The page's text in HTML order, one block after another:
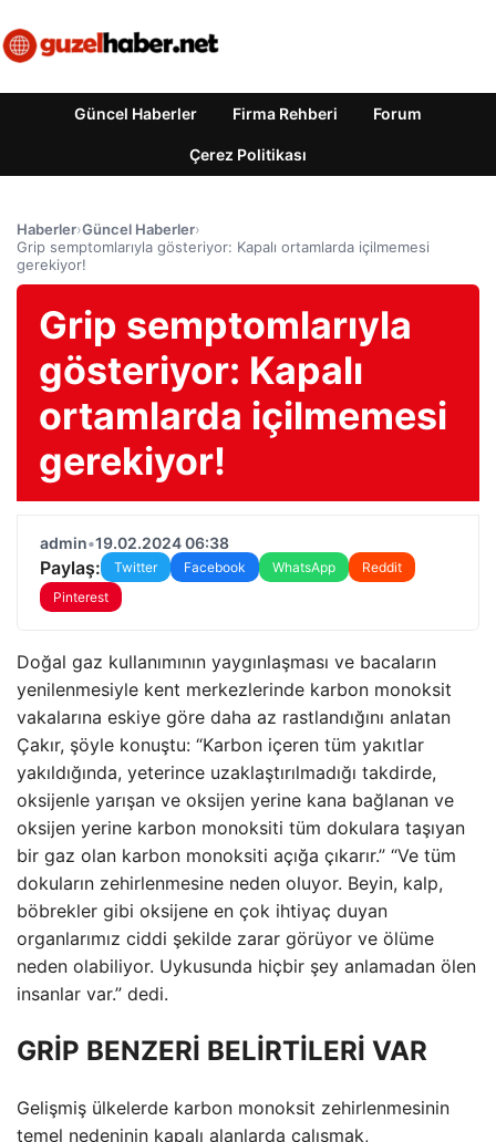
Güncel Haberler Firma Rehberi Forum
Çerez Politikası
Haberler›Güncel Haberler›
Grip semptomlarıyla gösteriyor: Kapalı ortamlarda içilmemesi
gerekiyor!
Grip semptomlarıyla
gösteriyor: Kapalı
ortamlarda içilmemesi
gerekiyor!
admin•19.02.2024 06:38
Paylaş: Twitter Facebook WhatsApp
Reddit
Pinterest
Doğal gaz kullanımının yaygınlaşması ve bacaların
yenilenmesiyle kent merkezlerinde karbon monoksit
vakalarına eskiye göre daha az rastlandığını anlatan
Çakır, şöyle konuştu: “Karbon içeren tüm yakıtlar
yakıldığında, yeterince uzaklaştırılmadığı takdirde,
oksijenle yarışan ve oksijen yerine kana bağlanan ve
oksijen yerine karbon monoksiti tüm dokulara taşıyan
bir gaz olan karbon monoksiti açığa çıkarır.” “Ve tüm
dokuların zehirlenmesine neden oluyor. Beyin, kalp,
böbrekler gibi oksijene en çok ihtiyaç duyan
organlarımız ciddi şekilde zarar görüyor ve ölüme
neden olabiliyor. Uykusunda hiçbir şey anlamadan ölen
insanlar var.” dedi.
GRİP BENZERİ BELİRTİLERİ VAR
Gelişmiş ülkelerde karbon monoksit zehirlenmesinin
temel nedeninin kapalı alanlarda çalışmak,